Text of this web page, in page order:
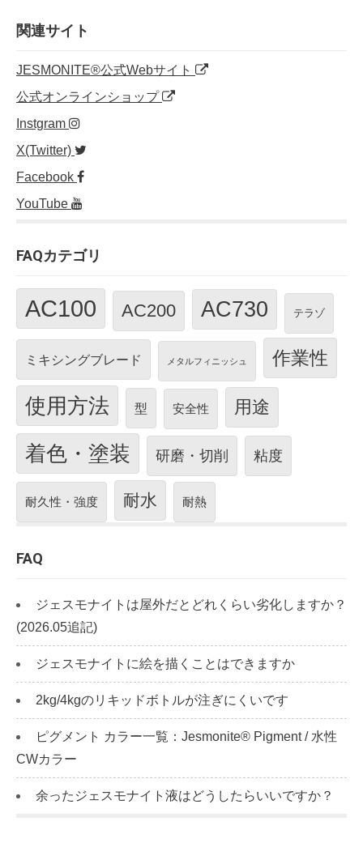
o
o
k
関連サイト
JESMONITE®公式Webサイト
公式オンラインショップ
Instgram
X(Twitter)
Facebook
YouTube
FAQカテゴリ
AC100 AC200 AC730 テラゾ
ミキシングブレード メタルフィニッシュ 作業性
使用方法 型 安全性 用途
着色・塗装 研磨・切削 粘度
耐久性・強度 耐水 耐熱
FAQ
ジェスモナイトは屋外だとどれくらい劣化しますか？
(2026.05追記)
ジェスモナイトに絵を描くことはできますか
2kg/4kgのリキッドボトルが注ぎにくいです
ピグメント カラー一覧：Jesmonite® Pigment / 水性
CWカラー
余ったジェスモナイト液はどうしたらいいですか？